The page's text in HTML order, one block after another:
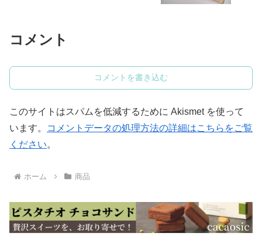
コメント
コメントを書き込む
このサイトはスパムを低減するために Akismet を使って
います。
コメントデータの処理方法の詳細はこちらをご覧
ください。
ホーム 商品